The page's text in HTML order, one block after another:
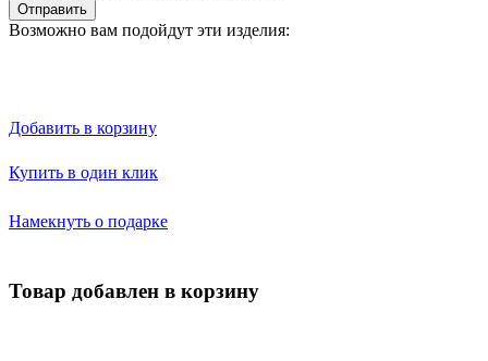
Отправить
Возможно вам подойдут эти изделия:
Добавить в корзину
Купить в один клик
Намекнуть о подарке
Товар добавлен в корзину